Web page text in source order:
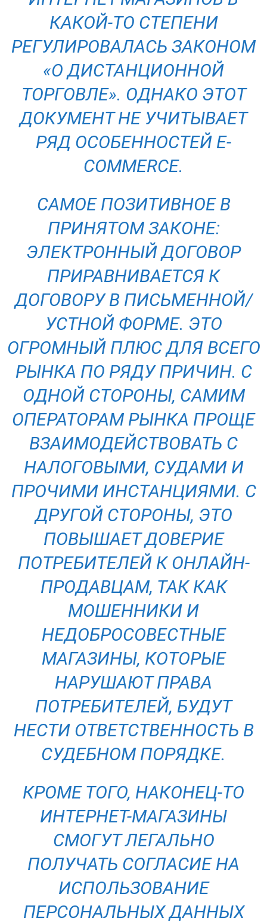
КАКОЙ-ТО СТЕПЕНИ
РЕГУЛИРОВАЛАСЬ ЗАКОНОМ
«О ДИСТАНЦИОННОЙ
ТОРГОВЛЕ». ОДНАКО ЭТОТ
ДОКУМЕНТ НЕ УЧИТЫВАЕТ
РЯД ОСОБЕННОСТЕЙ Е-
COMMERCE.
CАМОЕ ПОЗИТИВНОЕ В
ПРИНЯТОМ ЗАКОНЕ:
ЭЛЕКТРОННЫЙ ДОГОВОР
ПРИРАВНИВАЕТСЯ К
ДОГОВОРУ В ПИСЬМЕННОЙ/
УСТНОЙ ФОРМЕ. ЭТО
ОГРОМНЫЙ ПЛЮС ДЛЯ ВСЕГО
РЫНКА ПО РЯДУ ПРИЧИН. С
ОДНОЙ СТОРОНЫ, САМИМ
ОПЕРАТОРАМ РЫНКА ПРОЩЕ
ВЗАИМОДЕЙСТВОВАТЬ С
НАЛОГОВЫМИ, СУДАМИ И
ПРОЧИМИ ИНСТАНЦИЯМИ. С
ДРУГОЙ СТОРОНЫ, ЭТО
ПОВЫШАЕТ ДОВЕРИЕ
ПОТРЕБИТЕЛЕЙ К ОНЛАЙН-
ПРОДАВЦАМ, ТАК КАК
МОШЕННИКИ И
НЕДОБРОСОВЕСТНЫЕ
МАГАЗИНЫ, КОТОРЫЕ
НАРУШАЮТ ПРАВА
ПОТРЕБИТЕЛЕЙ, БУДУТ
НЕСТИ ОТВЕТСТВЕННОСТЬ В
СУДЕБНОМ ПОРЯДКЕ.
КРОМЕ ТОГО, НАКОНЕЦ-ТО
ИНТЕРНЕТ-МАГАЗИНЫ
СМОГУТ ЛЕГАЛЬНО
ПОЛУЧАТЬ СОГЛАСИЕ НА
ИСПОЛЬЗОВАНИЕ
ПЕРСОНАЛЬНЫХ ДАННЫХ